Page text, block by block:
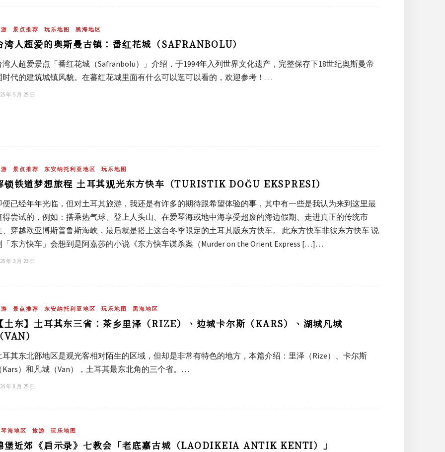
景点推荐 玩乐地图 黑海地区
湾人超爱的奥斯曼古镇：番红花城（SAFRANBOLU）
湾人超爱景点「番红花城（Safranbolu）」介绍，于1994年入列世界文化遗产，完整保存下18世纪奥斯曼帝
时代的建筑城镇风貌。在蕃红花城里面有什么可以逛可以看的，欢迎参考！…
年 5 月 25 日
景点推荐 东安纳托利亚地区 玩乐地图
锁铁道梦想旅程 土耳其观光东方快车（TURISTIK DOĞU EKSPRESI）
便已经年年光临，但对土耳其旅游，我还是有许多的期待跟希望体验的事，其中有一些是我认为来到这里最
得尝试的，例如：搭乘热气球、登上人头山、在爱琴海或地中海享受超废的海边假期、走进真正的传统市
、穿越欧亚博斯普鲁斯海峡，最后就是搭上这台冬季限定的土耳其版东方快车。 此东方快车非彼东方快车 说
「东方快车」会想到是阿嘉莎的小说《东方快车谋杀案（Murder on the Orient Express […]…
年 3 月 23 日
景点推荐 东安纳托利亚地区 玩乐地图 黑海地区
土东】土耳其东三省：茶乡里泽（RIZE）、边城卡尔斯（KARS）、湖城凡城
VAN）
耳其东北部地区是观光客相对陌生的区域，但却是非常有特色的地方，本篇介绍：里泽（Rize）、卡尔斯
Kars）和凡城（Van），土耳其最东北角的三个省。…
年 8 月 25 日
海地区 旅游 玩乐地图
堡近郊《启示录》七教会「老底嘉古城（LAODIKEIA ANTIK KENTI）」